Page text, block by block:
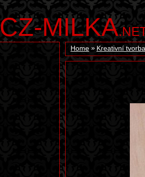
CZ-MILKA
Home Kreativní tvorba